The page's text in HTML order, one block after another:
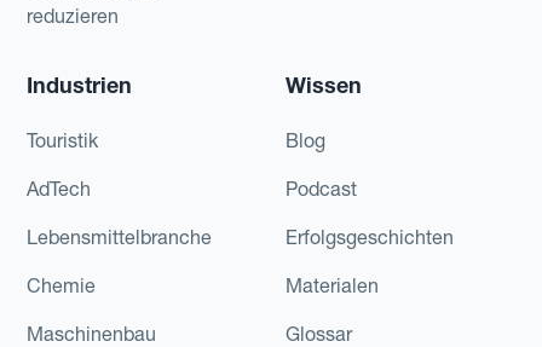
reduzieren
Industrien
Touristik
AdTech
Lebensmittelbranche
Chemie
Maschinenbau
Wissen
Blog
Podcast
Erfolgsgeschichten
Materialen
Glossar